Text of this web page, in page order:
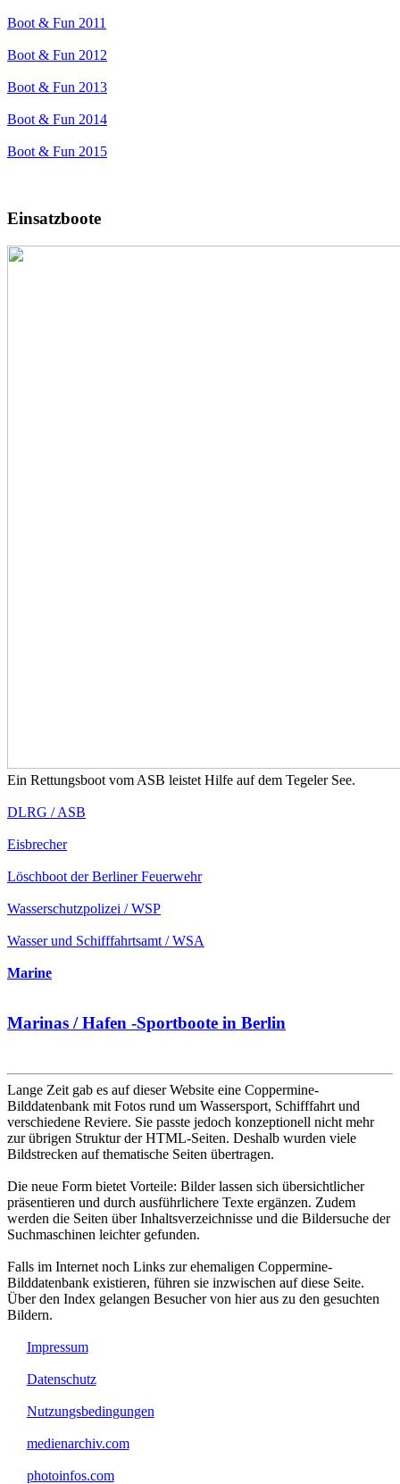
Boot & Fun 2011
Boot & Fun 2012
Boot & Fun 2013
Boot & Fun 2014
Boot & Fun 2015
Einsatzboote
Ein Rettungsboot vom ASB leistet Hilfe auf dem Tegeler See.
DLRG / ASB
Eisbrecher
Löschboot der Berliner Feuerwehr
Wasserschutzpolizei / WSP
Wasser und Schifffahrtsamt / WSA
Marine
Marinas / Hafen -Sportboote in Berlin
Lange Zeit gab es auf dieser Website eine Coppermine-
Bilddatenbank mit Fotos rund um Wassersport, Schifffahrt und
verschiedene Reviere. Sie passte jedoch konzeptionell nicht mehr
zur übrigen Struktur der HTML-Seiten. Deshalb wurden viele
Bildstrecken auf thematische Seiten übertragen.
Die neue Form bietet Vorteile: Bilder lassen sich übersichtlicher
präsentieren und durch ausführlichere Texte ergänzen. Zudem
werden die Seiten über Inhaltsverzeichnisse und die Bildersuche der
Suchmaschinen leichter gefunden.
Falls im Internet noch Links zur ehemaligen Coppermine-
Bilddatenbank existieren, führen sie inzwischen auf diese Seite.
Über den Index gelangen Besucher von hier aus zu den gesuchten
Bildern.
Impressum
Datenschutz
Nutzungsbedingungen
medienarchiv.com
photoinfos.com